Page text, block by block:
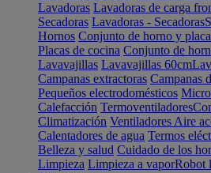
Lavadoras Lavadoras de carga
Secadoras Lavadoras - Secadoras
Hornos Conjunto de horno y placa
Placas de cocina Conjunto de
Lavavajillas Lavavajillas 60cm
Campanas extractoras Campanas
Pequeños electrodomésticos
Calefacción Termoventiladores
Climatización Ventiladores Aire
Calentadores de agua Termos
Belleza y salud Cuidado de los
Limpieza Limpieza a vaporRobot